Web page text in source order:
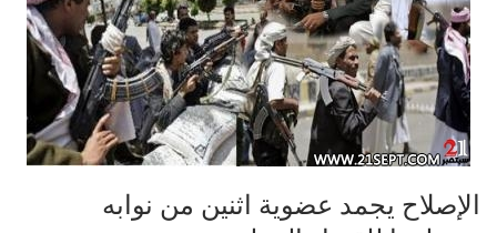
الإصلاح يجمد عضوية اثنين من نوابه